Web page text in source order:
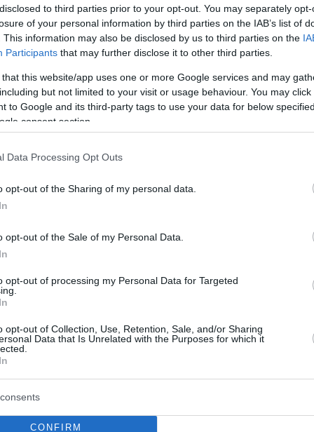
to third parties prior to your opt-out. You may separately
of your personal information by third parties on the IAB’s list of
This information may also be disclosed by us to third parties on the
Participants that may further disclose it to other third parties.
that this website/app uses one or more Google services and may
but not limited to your visit or usage behaviour. You may
to Google and its third-party tags to use your data for below
consent section.
Data Processing Opt Outs
opt-out of the Sharing of my personal data.
opt-out of the Sale of my Personal Data.
opt-out of processing my Personal Data for Targeted
opt-out of Collection, Use, Retention, Sale, and/or Sharing
Data that Is Unrelated with the Purposes for which it
CONFIRM
στα ημιτελικά των 400μ. εμπ. στο ευρωπαϊκό
Κ23 στο Μπέργκεν, με 56.69 συνέτριψε το δικό της
ρεκόρ στην κατηγορία, «έσπασε» το φράγμα των 57
κι έγινε η 4η ταχύτερη Ελληνίδα όλων των
Τέταρτος ο Μέρλος στο ύψος
- Βίντεο
Θοδωρή Δόση πέρασε όλα τα ύψη, 2.10, 2.14, 2.18
πρώτη προσπάθεια, ισοφάρισε το φετινό ρεκόρ του
ομάδων
Ζενέγια στον Βόλο - Με
πανελλήνιο ρεκόρ κέρδισε την
και πήρε το χρυσό στα 400 μ.
- Βίντεο
η Λάουρα Ζενέγια κατέρριψε το
Κ23